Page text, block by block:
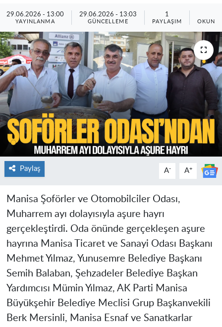
29.06.2026 - 13:00
YAYINLANMA
29.06.2026 - 13:03
GÜNCELLEME
1
PAYLAŞIM
Paylaş A- A+
Manisa Şoförler ve Otomobilciler Odası,
Muharrem ayı dolayısıyla aşure hayrı
gerçekleştirdi. Oda önünde gerçekleşen aşure
hayrına Manisa Ticaret ve Sanayi Odası Başkanı
Mehmet Yılmaz, Yunusemre Belediye Başkanı
Semih Balaban, Şehzadeler Belediye Başkan
Yardımcısı Mümin Yılmaz, AK Parti Manisa
Büyükşehir Belediye Meclisi Grup Başkanvekili
Berk Mersinli, Manisa Esnaf ve Sanatkarlar
Soma
Resmi İlanlar
Son Dakika Haberleri
Haber Arşivi